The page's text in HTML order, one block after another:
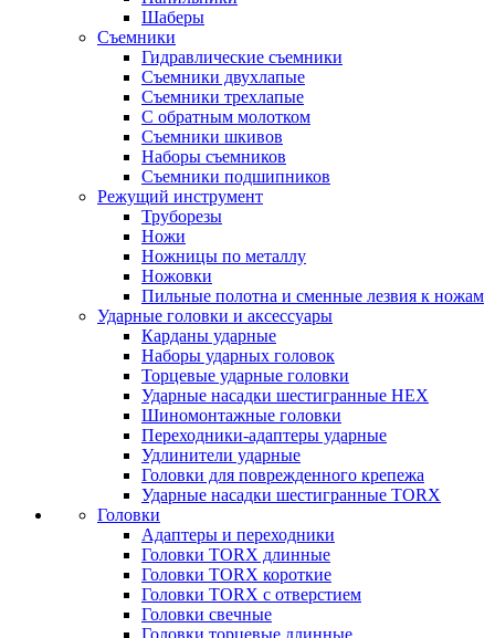
Шаберы
Съемники
Гидравлические съемники
Съемники двухлапые
Съемники трехлапые
С обратным молотком
Съемники шкивов
Наборы съемников
Съемники подшипников
Режущий инструмент
Труборезы
Ножи
Ножницы по металлу
Ножовки
Пильные полотна и сменные лезвия к ножам
Ударные головки и аксессуары
Карданы ударные
Наборы ударных головок
Торцевые ударные головки
Ударные насадки шестигранные HEX
Шиномонтажные головки
Переходники-адаптеры ударные
Удлинители ударные
Головки для поврежденного крепежа
Ударные насадки шестигранные TORX
Головки
Адаптеры и переходники
Головки TORX длинные
Головки TORX короткие
Головки TORX с отверстием
Головки свечные
Головки торцевые длинные